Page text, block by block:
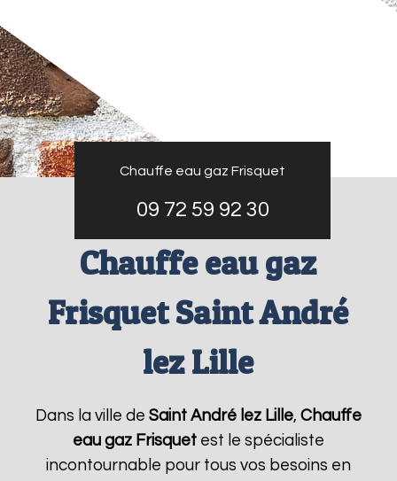
Chauffe eau gaz Frisquet
09 72 59 92 30
Chauffe eau gaz
Frisquet Saint André
lez Lille
Dans la ville de Saint André lez Lille, Chauffe
eau gaz Frisquetest le spécialiste
incontournable pour tous vos besoins en